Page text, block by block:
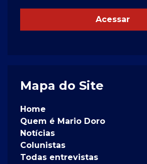
Acessar
Mapa do Site
Home
Quem é Mario Doro
Notícias
Colunistas
Todas entrevistas